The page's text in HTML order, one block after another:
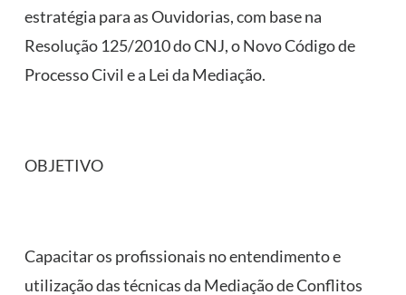
estratégia para as Ouvidorias, com base na
Resolução 125/2010 do CNJ, o Novo Código de
Processo Civil e a Lei da Mediação.
OBJETIVO
Capacitar os profissionais no entendimento e
utilização das técnicas da Mediação de Conflitos